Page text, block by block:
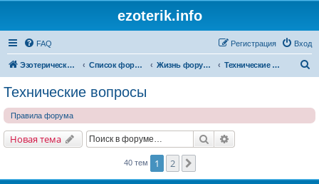
ezoterik.info
FAQ Вход
Регистрация
Эзотерический сайт Список форумов Жизнь форума и сайта Технические вопросы
Технические вопросы
Правила форума
Новая тема Поиск
40 тем 1 2